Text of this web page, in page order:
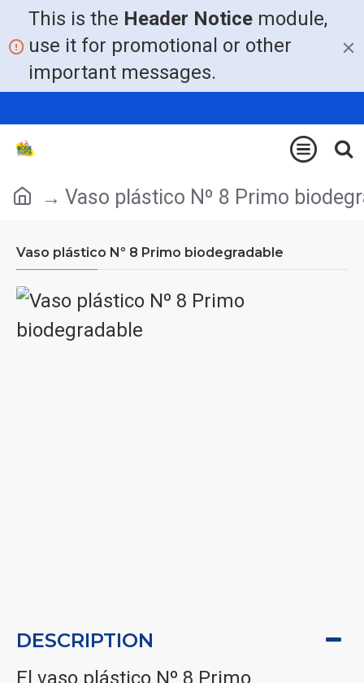
This is the Header Notice module,
use it for promotional or other
important messages.
Vaso plástico Nº 8 Primo
Vaso plástico Nº 8 Primo biodegradable
DESCRIPTION
El vaso plástico Nº 8 Primo